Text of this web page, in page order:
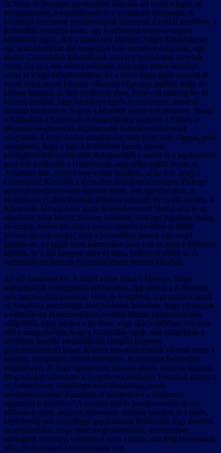
dr. Maas és jómagam igyekeztünk irányítás alá vonni a hajót; az
energiaforrását, a vezérlőtermét és a navigációs központját. A
luxushajó történelme nemlineárisnak bizonyult. Évekkel korábban, a
Különállás inváziója során, egy korábbi tudományos csoport
különböző tagjai, akik a huron-tavi Méreges Sziget Kutatóbázison
egy szárazdokkban álló tengerjáró hajó törzsében dolgoztak, egy
általuk Csizmahúzó Készüléknek nevezett berendezést szereltek
össze. Ha az a terv szerint működik, elég nagy mezőt bocsátott
volna ki a hajó beburkolásához. Ez a mező maga aztán azonnal el
tudott volna utazni bármely választott célpontba anélkül, hogy át
kellene haladnia az őket elválasztó téren. Nem volt szükség be- és
kilépési portálra, vagy bármilyen egyéb berendezésre; mindent
önmaga tartalmazott. Sajnos a készülék sosem volt tesztelve. Ahogy
a Különállás a Kilencórás Armageddonba taszította a Földet, az
idegenek megszerezték legfontosabb kutatólétesítményeink
irányítását. A Hyperborea személyzete, nem lévén más vágyuk, mint
meggátolni, hogy a hajó a Különállás kezére jusson,
kétségbeesésből cselekedett. Bekapcsolták a mezőt és a legtávolabbi
pont felé lendítették a Hyperboreát, amit célba tudtak venni: az
Antarktisz felé. Amivel nem voltak tisztában, az az volt, hogy a
Csizmahúzó Készülék a tér mellett az időben is mozgott. És hogy
nem volt korlátozva sem egyetlen időre, sem egyetlen térre. A
Hyperborea és aktiválásának pillanata szétnyúlt tér és idő mentén, a
Kilencórás Armageddon szinte feledésbe merült Huron-tava és az
antarktiszi jelen között; feszesre húzódott, mint egy rugalmas szalag
és rezgett, kivéve ott, ahol a hossza mentén továbbra is találni
lehetett olyan pontokat, mint a harmonikus pontok egy rezgő
gitárhúron. Az egyik ilyen harmonikus pont volt az, ahol a fedélzetre
léptünk, de a húr kiterjedt előre és hátra, időben és térben is, és
hamarosan mi magunk is széthúzódtunk minden irányban.
Az idő zavarossá lett. A hídról nézve láttuk a Méreges Sziget
szárazdokkját a teleportálás pillanatában, épp amikor a Különállás
erői megközelítik szárazon, vízen és levegőben. Ugyanakkor láttuk
az Antarktisz pusztaságát, ahol barátaink harcoltak, hogy eljussanak
a változékony Hyperboreához, továbbá láttunk pillanatokat más
világokból, talán valahol a jövőben, vagy akár a múltban. Alexben
nőtt a meggyőződés, hogy a Különállás egyik, más világoknak a
miénkhez hasonló megszállására szolgáló központi
gyülekezőterületét látjuk. Közben folyamatos csatát vívtunk szerte a
hajóban, különállási erőktől üldöztetve. Küzdöttünk helyzetünk
megértéséért, és hogy egyetértésre jussunk abban, mitévők legyünk.
Meg tudnánk változtatni a Hyperborea útirányát? Futtassuk zátonyra
az Antarktiszon, lehetőséget adva társainknak annak
tanulmányozására? Pusztítsuk el mindenkivel a fedélzeten,
magunkat is beleértve? A zavarba ejtő és paradoxonokat okozó
időhurkok miatt, amelyek buborékok módjára haladtak át a hajón,
képtelenség volt összefüggő gondolatokat fenntartani. Úgy éreztem,
megbolondulok, hogy mind megbolondulunk, szembesülve
önmagunk miriádnyi verziójával azon a hajón, ami félig kísértethajó,
félig rémálomszerű bolondokháza volt.